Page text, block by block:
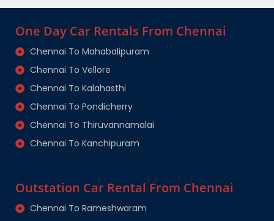
One Day Car Rentals From Chennai
Chennai To Mahabalipuram
Chennai To Vellore
Chennai To Kalahasthi
Chennai To Pondicherry
Chennai To Thiruvannamalai
Chennai To Kanchipuram
Outstation Car Rental From Chennai
Chennai To Rameshwaram